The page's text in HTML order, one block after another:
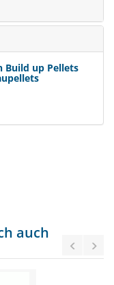
Build up Pellets
auch